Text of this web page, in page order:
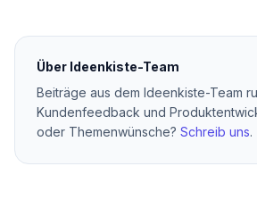
Über Ideenkiste-Team
Beiträge aus dem Ideenkiste-Team
Kundenfeedback und
oder Themenwünsche? Schreib uns.